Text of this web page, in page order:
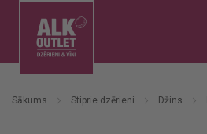
Sākums Stiprie dzērieni Džins